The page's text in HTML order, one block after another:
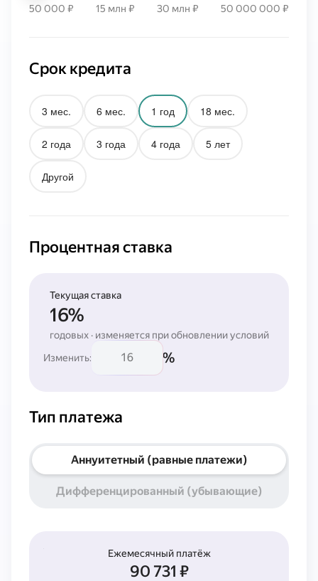
50 000 ₽ 15 млн ₽ 30 млн ₽ 50 000 000 ₽
Срок кредита
3 мес. 6 мес. 1 год 18 мес.
2 года 3 года 4 года 5 лет
Другой
Процентная ставка
Текущая ставка
16%
годовых · изменяется при обновлении условий
Изменить:
%
Тип платежа
Аннуитетный (равные платежи)
Дифференцированный (убывающие)
Ежемесячный платёж
90 731 ₽